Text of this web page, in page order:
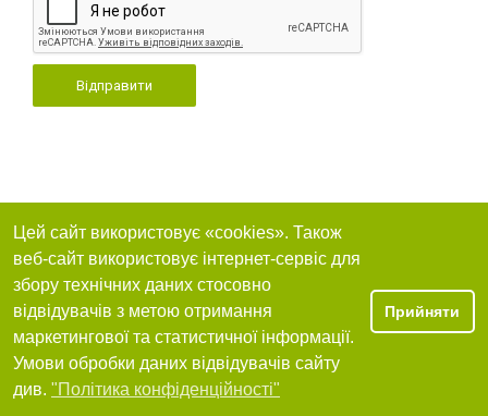
Відправити
Цей сайт використовує «cookies». Також
веб-сайт використовує інтернет-сервіс для
збору технічних даних стосовно
відвідувачів з метою отримання
маркетингової та статистичної інформації.
Умови обробки даних відвідувачів сайту
див. "Політика конфіденційності"
Прийняти